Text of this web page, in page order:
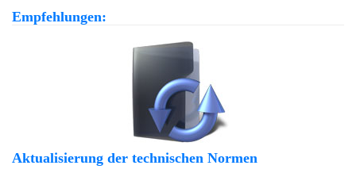
Empfehlungen:
Aktualisierung der technischen Normen